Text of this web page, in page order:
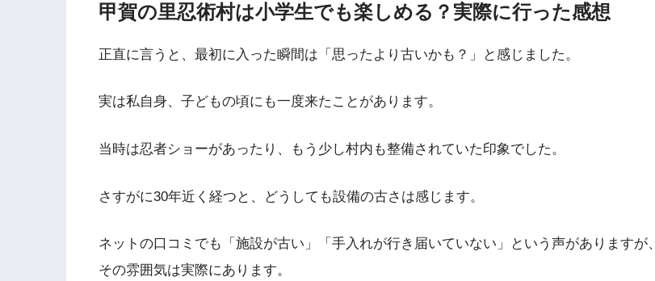
甲賀の里忍術村は小学生でも楽しめる？実際に行った感想
正直に言うと、最初に入った瞬間は「思ったより古いかも？」と感じました。
実は私自身、子どもの頃にも一度来たことがあります。
当時は忍者ショーがあったり、もう少し村内も整備されていた印象でした。
さすがに30年近く経つと、どうしても設備の古さは感じます。
ネットの口コミでも「施設が古い」「手入れが行き届いていない」という声がありますが、
その雰囲気は実際にあります。